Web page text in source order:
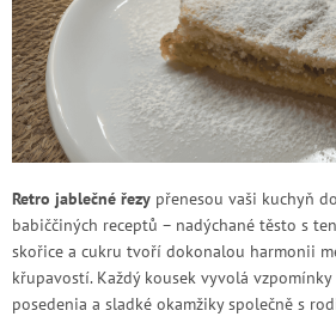
Retro jablečné řezy přenesou vaši kuchyň
babiččiných receptů – nadýchané těsto s
skořice a cukru tvoří dokonalou harmonii
křupavostí. Každý kousek vyvolá
posedenia a sladké okamžiky společně s